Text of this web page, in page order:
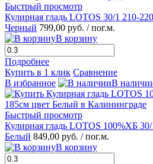
Быстрый просмотр
Кулирная гладь LOTOS 30/1 210-
Черный 799,00 руб. / пог.м.
В корзину
Подробнее
Купить в 1 клик Сравнение
В избранное
В
Быстрый просмотр
Кулирная гладь LOTOS 100%ХБ
Белый 849,00 руб. / пог.м.
В корзину